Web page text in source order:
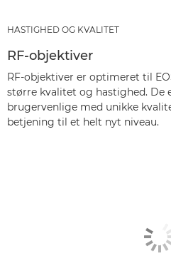
HASTIGHED OG KVALITET
RF-objektiver
RF-objektiver er optimeret til
større kvalitet og hastighed. De
brugervenlige med unikke
betjening til et helt nyt niveau.